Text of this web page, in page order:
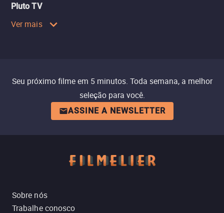
Pluto TV
Ver mais
Seu próximo filme em 5 minutos. Toda semana, a melhor
seleção para você.
ASSINE A NEWSLETTER
Sobre nós
Trabalhe conosco